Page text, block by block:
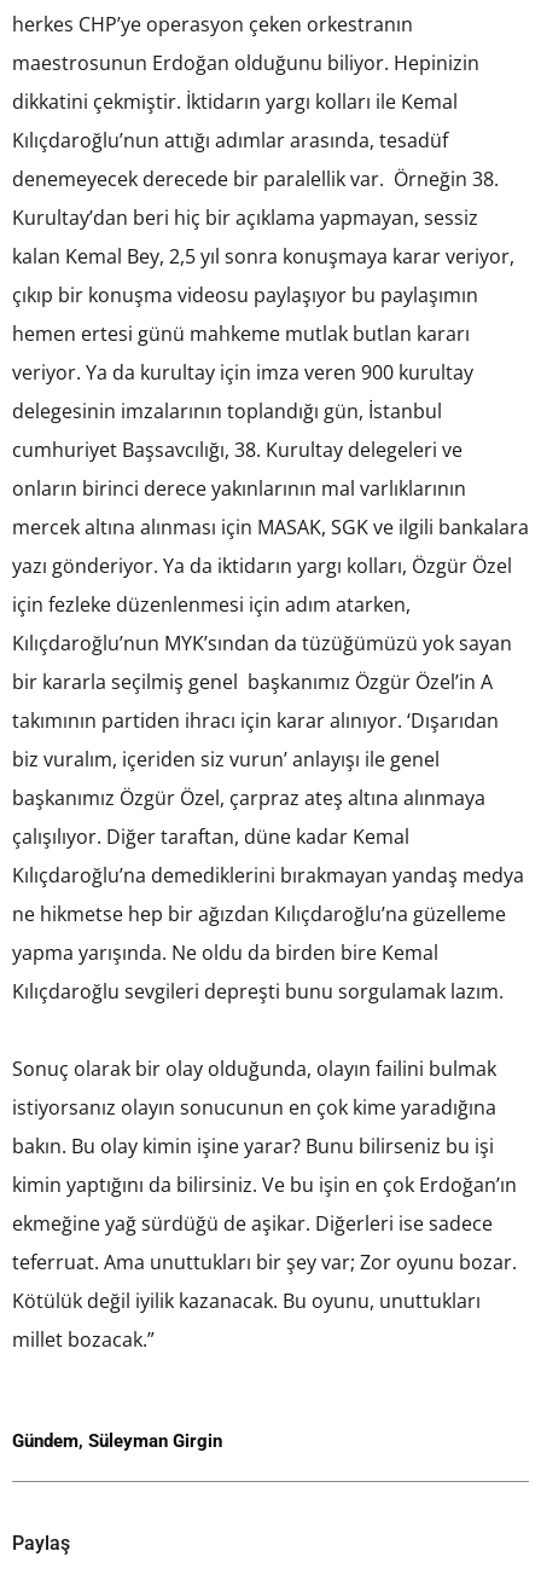
herkes CHP’ye operasyon çeken orkestranın
maestrosunun Erdoğan olduğunu biliyor. Hepinizin
dikkatini çekmiştir. İktidarın yargı kolları ile Kemal
Kılıçdaroğlu’nun attığı adımlar arasında, tesadüf
denemeyecek derecede bir paralellik var. Örneğin 38.
Kurultay’dan beri hiç bir açıklama yapmayan, sessiz
kalan Kemal Bey, 2,5 yıl sonra konuşmaya karar veriyor,
çıkıp bir konuşma videosu paylaşıyor bu paylaşımın
hemen ertesi günü mahkeme mutlak butlan kararı
veriyor. Ya da kurultay için imza veren 900 kurultay
delegesinin imzalarının toplandığı gün, İstanbul
cumhuriyet Başsavcılığı, 38. Kurultay delegeleri ve
onların birinci derece yakınlarının mal varlıklarının
mercek altına alınması için MASAK, SGK ve ilgili bankalara
yazı gönderiyor. Ya da iktidarın yargı kolları, Özgür Özel
için fezleke düzenlenmesi için adım atarken,
Kılıçdaroğlu’nun MYK’sından da tüzüğümüzü yok sayan
bir kararla seçilmiş genel başkanımız Özgür Özel’in A
takımının partiden ihracı için karar alınıyor. ‘Dışarıdan
biz vuralım, içeriden siz vurun’ anlayışı ile genel
başkanımız Özgür Özel, çarpraz ateş altına alınmaya
çalışılıyor. Diğer taraftan, düne kadar Kemal
Kılıçdaroğlu’na demediklerini bırakmayan yandaş medya
ne hikmetse hep bir ağızdan Kılıçdaroğlu’na güzelleme
yapma yarışında. Ne oldu da birden bire Kemal
Kılıçdaroğlu sevgileri depreşti bunu sorgulamak lazım.
Sonuç olarak bir olay olduğunda, olayın failini bulmak
istiyorsanız olayın sonucunun en çok kime yaradığına
bakın. Bu olay kimin işine yarar? Bunu bilirseniz bu işi
kimin yaptığını da bilirsiniz. Ve bu işin en çok Erdoğan’ın
ekmeğine yağ sürdüğü de aşikar. Diğerleri ise sadece
teferruat. Ama unuttukları bir şey var; Zor oyunu bozar.
Kötülük değil iyilik kazanacak. Bu oyunu, unuttukları
millet bozacak.”
Gündem, Süleyman Girgin
Paylaş